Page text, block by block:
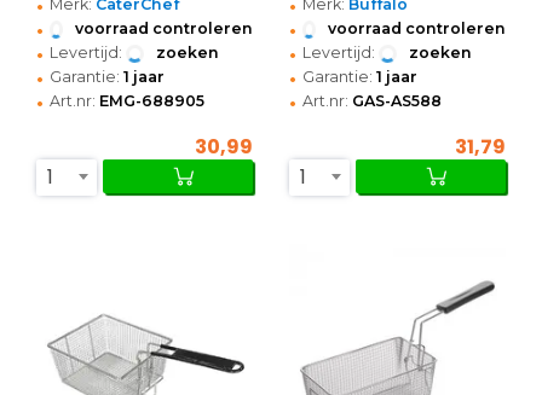
Merk: CaterChef
• voorraad controleren
• Levertijd: zoeken
• Garantie: 1 jaar
• Art.nr: EMG-688905
30,99
1
Merk: Buffalo
• voorraad controleren
• Levertijd: zoeken
• Garantie: 1 jaar
• Art.nr: GAS-AS588
31,79
1